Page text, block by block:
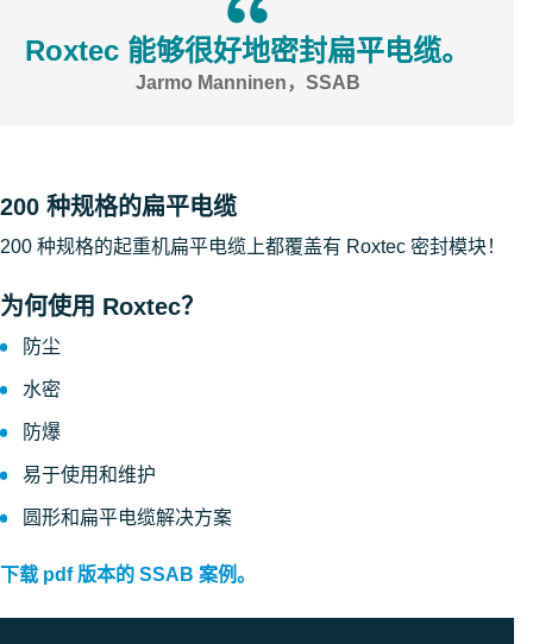
Roxtec 能够很好地密封扁平电缆。
Jarmo Manninen，SSAB
200 种规格的扁平电缆
200 种规格的起重机扁平电缆上都覆盖有 Roxtec 密封模块！
为何使用 Roxtec？
防尘
水密
防爆
易于使用和维护
圆形和扁平电缆解决方案
下载 pdf 版本的 SSAB 案例。